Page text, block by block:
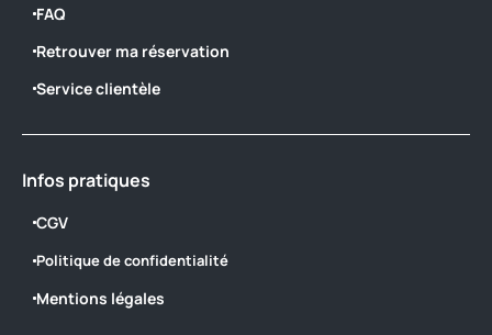
FAQ
Retrouver ma réservation
Service clientèle
Infos pratiques
CGV
Politique de confidentialité
Mentions légales